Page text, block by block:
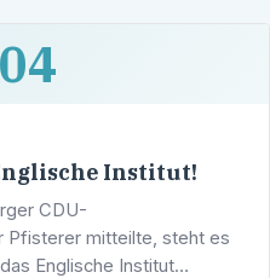
Institut!
CDU-
Pfisterer mitteilte, steht es
Englische Institut